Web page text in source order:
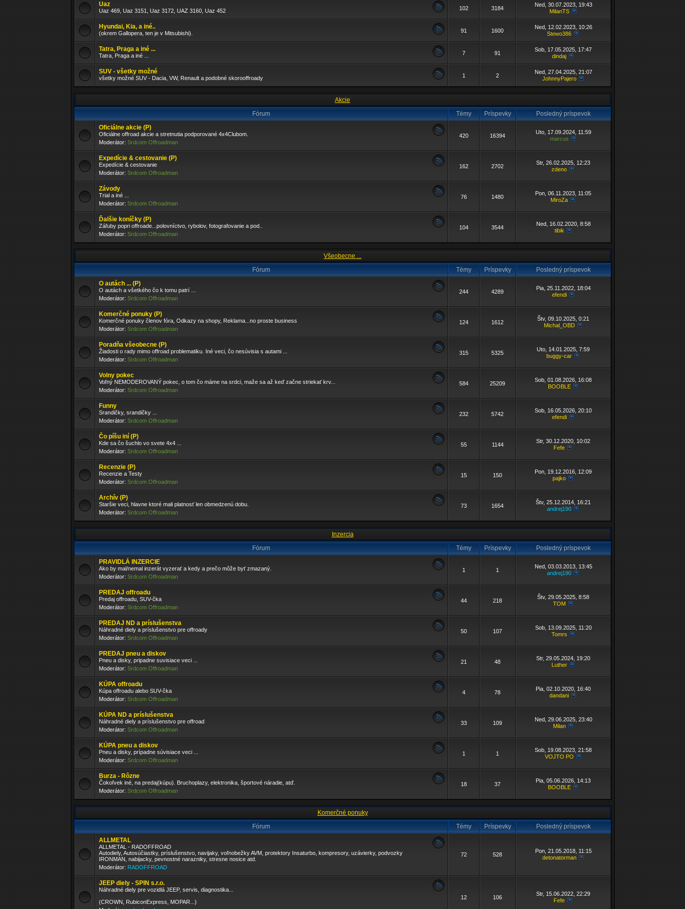
Uaz
Uaz 469, Uaz 3151, Uaz 3172, UAZ 3160, Uaz 452 102 3184
Ned, 30.07.2023, 19:43
MilanTS
Hyundai, Kia, a iné..
(okrem Gallopera, ten je v Mitsubishi). 91 1600
Ned, 12.02.2023, 10:26
Stewo386
Tatra, Praga a iné ...
Tatra, Praga a iné ... 7 91
Sob, 17.05.2025, 17:47
dindaj
SUV - všetky možné
všetky možné SUV - Dacia, VW, Renault a podobné skorooffroady 1 2
Ned, 27.04.2025, 21:07
JohnnyPajero
Akcie
Fórum
Témy Príspevky
Posledný príspevok
Oficiálne akcie (P)
Oficiálne offroad akcie a stretnutia podporované 4x4Clubom.
Moderátor: Srdcom Offroadman
420 16394
Uto, 17.09.2024, 11:59
marcus
Expedície & cestovanie (P)
Expedície & cestovanie
Moderátor: Srdcom Offroadman
162 2702
Str, 26.02.2025, 12:23
zdeno
Závody
Trial a iné ...
Moderátor: Srdcom Offroadman
76 1480
Pon, 06.11.2023, 11:05
MiroZa
Ďalšie koníčky (P)
Záľuby popri offroade...polovníctvo, rybolov, fotografovanie a pod..
Moderátor: Srdcom Offroadman
104 3544
Ned, 16.02.2020, 8:58
tibik
Všeobecne ...
Fórum
Témy Príspevky
Posledný príspevok
O autách ... (P)
O autách a všetkého čo k tomu patrí ...
Moderátor: Srdcom Offroadman
244 4289
Pia, 25.11.2022, 18:04
efendi
Komerčné ponuky (P)
Komerčné ponuky členov fóra, Odkazy na shopy, Reklama...no proste business
Moderátor: Srdcom Offroadman
124 1612
Štv, 09.10.2025, 0:21
Michal_OBD
Poradňa všeobecne (P)
Žiadosti o rady mimo offroad problematiku. Iné veci, čo nesúvisia s autami ...
Moderátor: Srdcom Offroadman
315 5325
Uto, 14.01.2025, 7:59
buggy-car
Volny pokec
Voľný NEMODEROVANÝ pokec, o tom čo máme na srdci, maže sa až keď začne striekať krv...
Moderátor: Srdcom Offroadman
584 25209
Sob, 01.08.2026, 16:08
BOOBLE
Funny
Srandičky, srandičky ...
Moderátor: Srdcom Offroadman
232 5742
Sob, 16.05.2026, 20:10
efendi
Čo píšu iní (P)
Kde sa čo šuchlo vo svete 4x4 ...
Moderátor: Srdcom Offroadman
55 1144
Str, 30.12.2020, 10:02
Fefe
Recenzie (P)
Recenzie a Testy
Moderátor: Srdcom Offroadman
15 150
Pon, 19.12.2016, 12:09
pajko
Archív (P)
Staršie veci, hlavne ktoré mali platnosť len obmedzenú dobu.
Moderátor: Srdcom Offroadman
73 1654
Štv, 25.12.2014, 16:21
andrej190
Inzercia
Fórum
Témy Príspevky
Posledný príspevok
PRAVIDLÁ INZERCIE
Ako by mal/nemal inzerát vyzerať a kedy a prečo môže byť zmazaný.
Moderátor: Srdcom Offroadman
1 1
Ned, 03.03.2013, 13:45
andrej190
PREDAJ offroadu
Predaj offroadu, SUV-čka
Moderátor: Srdcom Offroadman
44 218
Štv, 29.05.2025, 8:58
TOM
PREDAJ ND a príslušenstva
Náhradné diely a príslušenstvo pre offroady
Moderátor: Srdcom Offroadman
50 107
Sob, 13.09.2025, 11:20
Tomrs
PREDAJ pneu a diskov
Pneu a disky, pripadne suvisiace veci ...
Moderátor: Srdcom Offroadman
21 48
Str, 29.05.2024, 19:20
Luther
KÚPA offroadu
Kúpa offroadu alebo SUV-čka
Moderátor: Srdcom Offroadman
4 78
Pia, 02.10.2020, 16:40
dandani
KÚPA ND a príslušenstva
Náhradné diely a príslušenstvo pre offroad
Moderátor: Srdcom Offroadman
33 109
Ned, 29.06.2025, 23:40
Milan
KÚPA pneu a diskov
Pneu a disky, prípadne súvisiace veci ...
Moderátor: Srdcom Offroadman
1 1
Sob, 19.08.2023, 21:58
VOJTO PO
Burza - Rôzne
Čokoľvek iné, na predaj(kúpu). Bruchoplazy, elektronika, športové náradie, atď.
Moderátor: Srdcom Offroadman
18 37
Pia, 05.06.2026, 14:13
BOOBLE
Komerčné ponuky
Fórum
Témy Príspevky
Posledný príspevok
ALLMETAL
ALLMETAL - RADOFFROAD
Autodiely, Autosúčiastky, príslušenstvo, navijaky, voľnobežky AVM, protektory Insaturbo, kompresory, uzávierky, podvozky
IRONMAN, nabijacky, pevnostné narazniky, stresne nosice atd.
Moderátor: RADOFFROAD
72 528
Pon, 21.05.2018, 11:15
detonatorman
JEEP diely - SPIN s.r.o.
Náhradné diely pre vozidlá JEEP, servis, diagnostika...
(CROWN, RubiconExpress, MOPAR...)
12 106
Str, 15.06.2022, 22:29
Fefe